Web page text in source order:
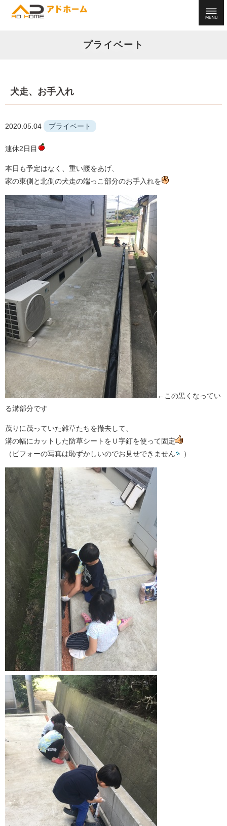
プライベート
犬走、お手入れ
2020.05.04 プライベート
連休2日目
本日も予定はなく、重い腰をあげ、
家の東側と北側の犬走の端っこ部分のお手入れを
←この黒くなってい
る溝部分です
茂りに茂っていた雑草たちを撤去して、
溝の幅にカットした防草シートをＵ字釘を使って固定
（ビフォーの写真は恥ずかしいのでお見せできません
）